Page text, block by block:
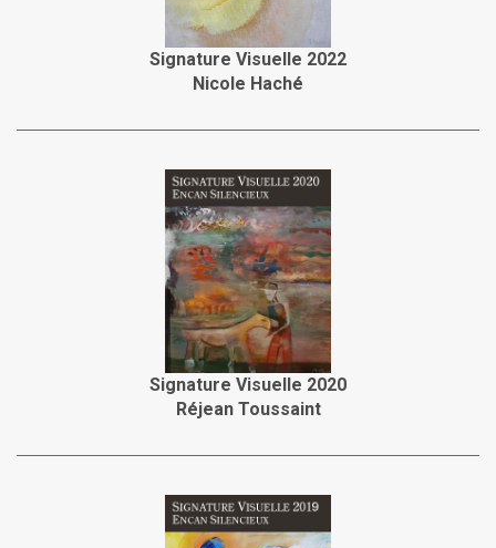
Signature Visuelle 2022
Nicole Haché
Signature Visuelle 2020
Réjean Toussaint